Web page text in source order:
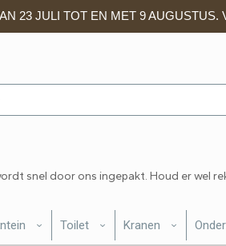
23 JULI TOT EN MET 9 AUGUSTUS.
snel door ons ingepakt. Houd er wel
Toilet Kranen